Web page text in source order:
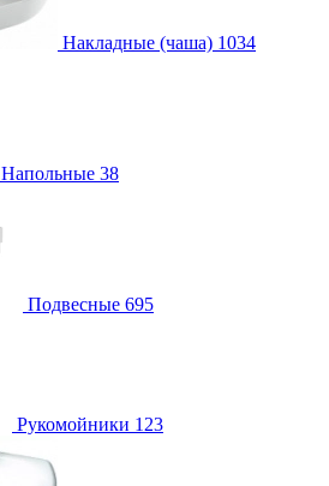
Накладные (чаша) 1034
Напольные 38
Подвесные 695
Рукомойники 123